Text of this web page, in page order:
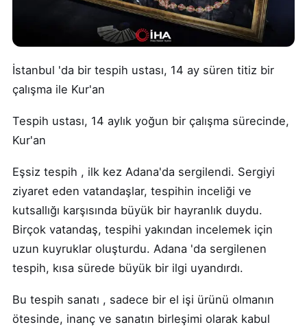
İstanbul 'da bir tespih ustası, 14 ay süren titiz bir
çalışma ile Kur'an
Tespih ustası, 14 aylık yoğun bir çalışma sürecinde,
Kur'an
Eşsiz tespih , ilk kez Adana'da sergilendi. Sergiyi
ziyaret eden vatandaşlar, tespihin inceliği ve
kutsallığı karşısında büyük bir hayranlık duydu.
Birçok vatandaş, tespihi yakından incelemek için
uzun kuyruklar oluşturdu. Adana 'da sergilenen
tespih, kısa sürede büyük bir ilgi uyandırdı.
Bu tespih sanatı , sadece bir el işi ürünü olmanın
ötesinde, inanç ve sanatın birleşimi olarak kabul